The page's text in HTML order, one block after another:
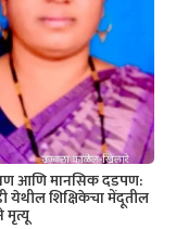
आणि मानसिक दडपण:
येथील शिक्षिकेचा मेंदूतील
मृत्यू